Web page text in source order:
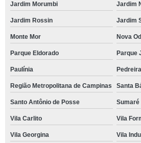
Jardim Morumbi Jardim
Jardim Rossin Jardim
Monte Mor Nova
Parque Eldorado Parque
Paulínia Pedreira
Região Metropolitana de Campinas Santa
Santo Antônio de Posse Sumaré
Vila Carlito Vila
Vila Georgina Vila